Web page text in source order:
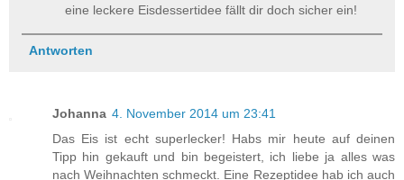
eine leckere Eisdessertidee fällt dir doch sicher ein!
Antworten
Johanna 4. November 2014 um 23:41
Das Eis ist echt superlecker! Habs mir heute auf deinen
Tipp hin gekauft und bin begeistert, ich liebe ja alles was
nach Weihnachten schmeckt. Eine Rezeptidee hab ich auch